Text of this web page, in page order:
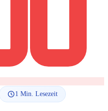
1 Min. Lesezeit